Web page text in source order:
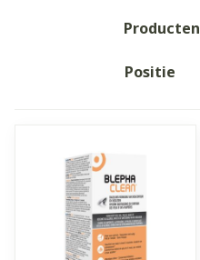
Producten
Sorteer op: